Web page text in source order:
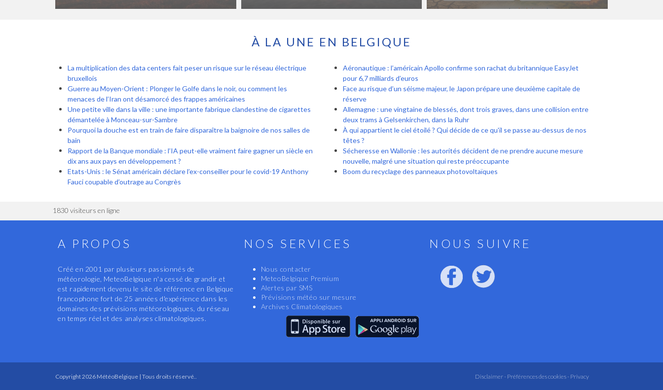
À LA UNE EN BELGIQUE
La multiplication des data centers fait peser un risque sur le réseau électrique
bruxellois
Guerre au Moyen-Orient : Plonger le Golfe dans le noir, ou comment les
menaces de l’Iran ont désamorcé des frappes américaines
Une petite ville dans la ville : une importante fabrique clandestine de cigarettes
démantelée à Monceau-sur-Sambre
Pourquoi la douche est en train de faire disparaître la baignoire de nos salles de
bain
Rapport de la Banque mondiale : l’IA peut-elle vraiment faire gagner un siècle en
dix ans aux pays en développement ?
Etats-Unis : le Sénat américain déclare l’ex-conseiller pour le covid-19 Anthony
Fauci coupable d’outrage au Congrès
Aéronautique : l’américain Apollo confirme son rachat du britannique EasyJet
pour 6,7 milliards d’euros
Face au risque d’un séisme majeur, le Japon prépare une deuxième capitale de
réserve
Allemagne : une vingtaine de blessés, dont trois graves, dans une collision entre
deux trams à Gelsenkirchen, dans la Ruhr
À qui appartient le ciel étoilé ? Qui décide de ce qu'il se passe au-dessus de nos
têtes ?
Sécheresse en Wallonie : les autorités décident de ne prendre aucune mesure
nouvelle, malgré une situation qui reste préoccupante
Boom du recyclage des panneaux photovoltaïques
1830 visiteurs en ligne
A PROPOS
Créé en 2001 par plusieurs passionnés de
météorologie, MeteoBelgique n'a cessé de grandir et
est rapidement devenu le site de référence en Belgique
francophone fort de 25 années d'expérience dans les
domaines des prévisions météorologiques, du réseau
en temps réel et des analyses climatologiques.
NOS SERVICES
Nous contacter
MeteoBelgique Premium
Alertes par SMS
Prévisions météo sur mesure
Archives Climatologiques
NOUS SUIVRE
Copyright 2026 MétéoBelgique | Tous droits réservé.. Privacy
Préférences des cookies -
Disclaimer -